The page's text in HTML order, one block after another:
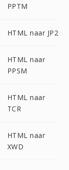
PPTM
HTML naar JP2
HTML naar
PPSM
HTML naar
TCR
HTML naar
XWD